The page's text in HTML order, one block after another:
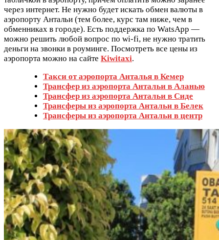
через интернет. Не нужно будет искать обмен валюты в
аэропорту Антальи (тем более, курс там ниже, чем в
обменниках в городе). Есть поддержка по WatsApp —
можно решить любой вопрос по wi-fi, не нужно тратить
деньги на звонки в роуминге. Посмотреть все цены из
аэропорта можно на сайте Kiwitaxi.
Такси от аэропорта Анталья в Кемер
Трансфер из аэропорта Антальи в Аланью
Трансфер из аэропорта Антальи в Сиде
Трансферы из аэропорта Антальи в Белек
Трансферы из аэропорта Антальи в центр